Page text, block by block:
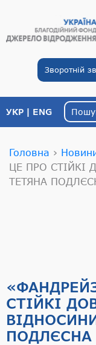
Зворотній
УКР ENG
Головна ›
ЦЕ ПРО СТІЙКІ
ТЕТЯНА
СТІЙКІ
ПОДЛЄСНА